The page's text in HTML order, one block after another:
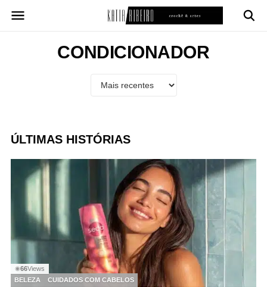
para
CONDICIONADOR
ÚLTIMAS HISTÓRIAS
◉66Views
BELEZA
CUIDADOS COM CABELOS